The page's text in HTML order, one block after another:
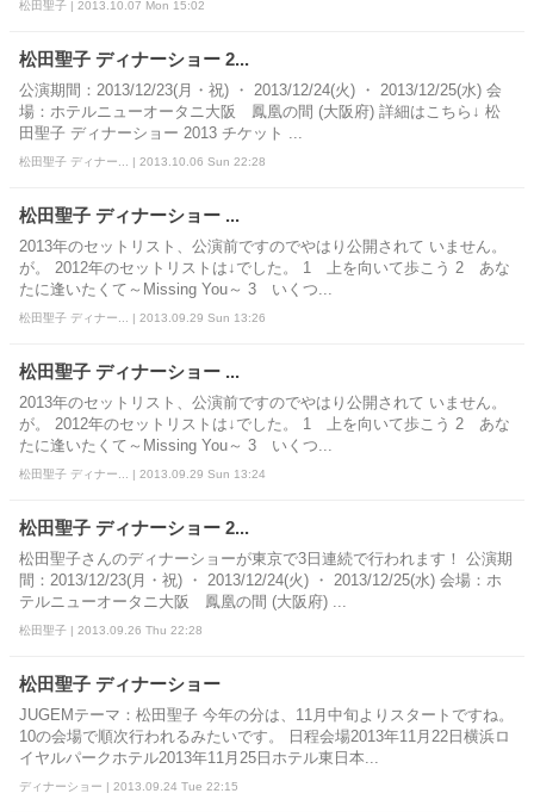
松田聖子 | 2013.10.07 Mon 15:02
松田聖子 ディナーショー 2...
公演期間：2013/12/23(月・祝) ・ 2013/12/24(火) ・ 2013/12/25(水) 会
場：ホテルニューオータニ大阪 鳳凰の間 (大阪府) 詳細はこちら↓ 松
田聖子 ディナーショー 2013 チケット ...
松田聖子 ディナー... | 2013.10.06 Sun 22:28
松田聖子 ディナーショー ...
2013年のセットリスト、公演前ですのでやはり公開されて いません。
が。 2012年のセットリストは↓でした。 1 上を向いて歩こう 2 あな
たに逢いたくて～Missing You～ 3 いくつ...
松田聖子 ディナー... | 2013.09.29 Sun 13:26
松田聖子 ディナーショー ...
2013年のセットリスト、公演前ですのでやはり公開されて いません。
が。 2012年のセットリストは↓でした。 1 上を向いて歩こう 2 あな
たに逢いたくて～Missing You～ 3 いくつ...
松田聖子 ディナー... | 2013.09.29 Sun 13:24
松田聖子 ディナーショー 2...
松田聖子さんのディナーショーが東京で3日連続で行われます！ 公演期
間：2013/12/23(月・祝) ・ 2013/12/24(火) ・ 2013/12/25(水) 会場：ホ
テルニューオータニ大阪 鳳凰の間 (大阪府) ...
松田聖子 | 2013.09.26 Thu 22:28
松田聖子 ディナーショー
JUGEMテーマ：松田聖子 今年の分は、11月中旬よりスタートですね。
10の会場で順次行われるみたいです。 日程会場2013年11月22日横浜ロ
イヤルパークホテル2013年11月25日ホテル東日本...
ディナーショー | 2013.09.24 Tue 22:15